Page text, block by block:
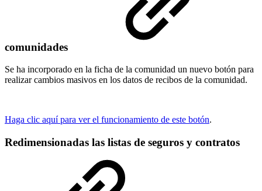
comunidades
Se ha incorporado en la ficha de la comunidad un nuevo botón para
realizar cambios masivos en los datos de recibos de la comunidad.
Haga clic aquí para ver el funcionamiento de este botón.
Redimensionadas las listas de seguros y contratos